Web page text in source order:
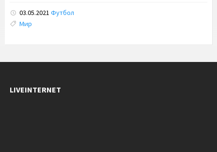
03.05.2021 Футбол
Tags:
Мир
LIVEINTERNET